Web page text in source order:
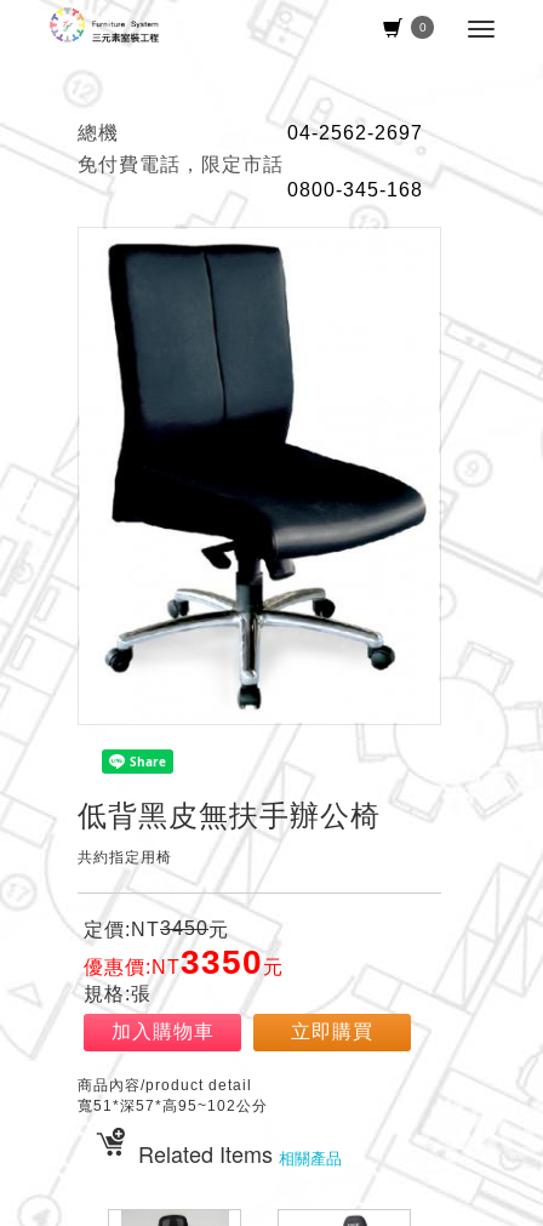
0
總機
04-2562-2697
免付費電話，限定市話
0800-345-168
低背黑皮無扶手辦公椅
共約指定用椅
定價:NT3450元
優惠價:NT3350元
規格:張
加入購物車
立即購買
商品內容/product detail
寬51*深57*高95~102公分
Related Items 相關產品